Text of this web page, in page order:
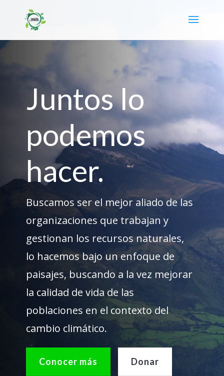
Juntos lo
podemos
hacer.
Buscamos ser el mejor aliado de las
organizaciones que trabajan y
gestionan los recursos naturales,
lo hacemos bajo un enfoque de
paisajes, buscando a la vez mejorar
la calidad de vida de las
poblaciones en el contexto del
cambio climático.
Conocer más Donar